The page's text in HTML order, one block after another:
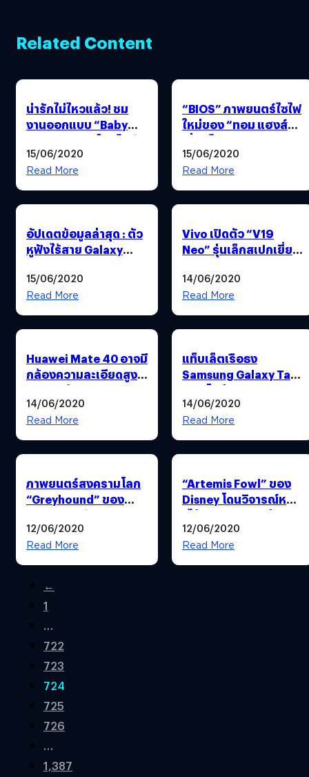
Related Content
น่ารักไม่ไหวแล้ว! ชม
งานออกแบบ “Baby
Darth Maul” ในสไตล์
“Baby Yoda” สุดน่ารัก
แห่งจักรวาล Star Wars
15/06/2020
Read More
“BIOS” ภาพยนตร์ไซไฟ
ใหม่ของ “ทอม แฮงส์”
เลื่อนไปฉายปี 2021
15/06/2020
Read More
อัปเดตข้อมูลล่าสุด : ตัว
หูฟังไร้สาย Galaxy
Watch 3 ที่อาจเปิดตัว
พร้อมกับ Galaxy Note
20
15/06/2020
Read More
Vivo เปิดตัว “V19
Neo” รุ่นเล็กสเปกเยี่ยม
จอ 6.44 นิ้ว, กล้อง 4
ตัว 48 ล้านพิกเซล
14/06/2020
Read More
Huawei Mate 40 อาจมี
กล้องความละเอียดสูง
ถึง 108 ล้านพิกเซล และ
เป็นเลนส์ 9P
14/06/2020
Read More
แท็บเล็ตเรือธง
Samsung Galaxy Tab
S7+ โผล่ทดสอบ
ประสิทธิภาพ : มาพร้อม
ชิป Snapdragon 865
14/06/2020
Read More
ภาพยนตร์สงครามโลก
“Greyhound” ของ
“ทอม แฮงค์ส” จะฉาย
ทาง Apple TV+ ในวันที่
10 กรกฎาคมนี้
12/06/2020
Read More
“Artemis Fowl” ของ
Disney โดนวิจารณ์หนัก
: ได้คะแนนยอดแย่จาก
Rotten Tomatoes
12/06/2020
Read More
←
1
…
722
723
724
725
726
…
1,387